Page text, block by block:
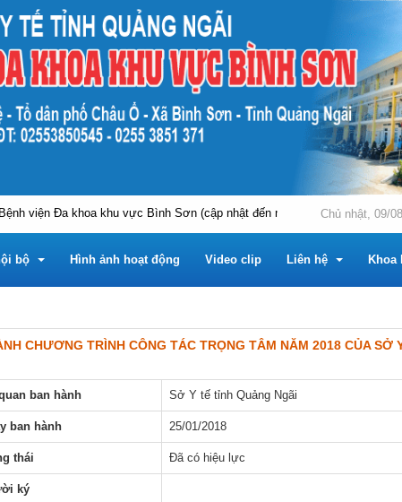
Đa khoa khu vực Bình Sơn (cập nhật đến ngày 03/8/2026)Chủ nhật, 09/
tâm
công khai
môn
khoa
khác
công đoàn
bộ
bộ Tài liệu chuyên môn
Phần mềm tiện ích
Tài liệu nội bộ
môn
tiện ích
Tài liệu chuyên môn
Hình ảnh hoạt động Video clip Liên hệ
Hỏi đáp
Khoa
CHƯƠNG TRÌNH CÔNG TÁC TRỌNG TÂM NĂM 2018 CỦA SỞ
ban hành Sở Y tế tỉnh Quảng Ngãi
ban hành 25/01/2018
thái Đã có hiệu lực
ký